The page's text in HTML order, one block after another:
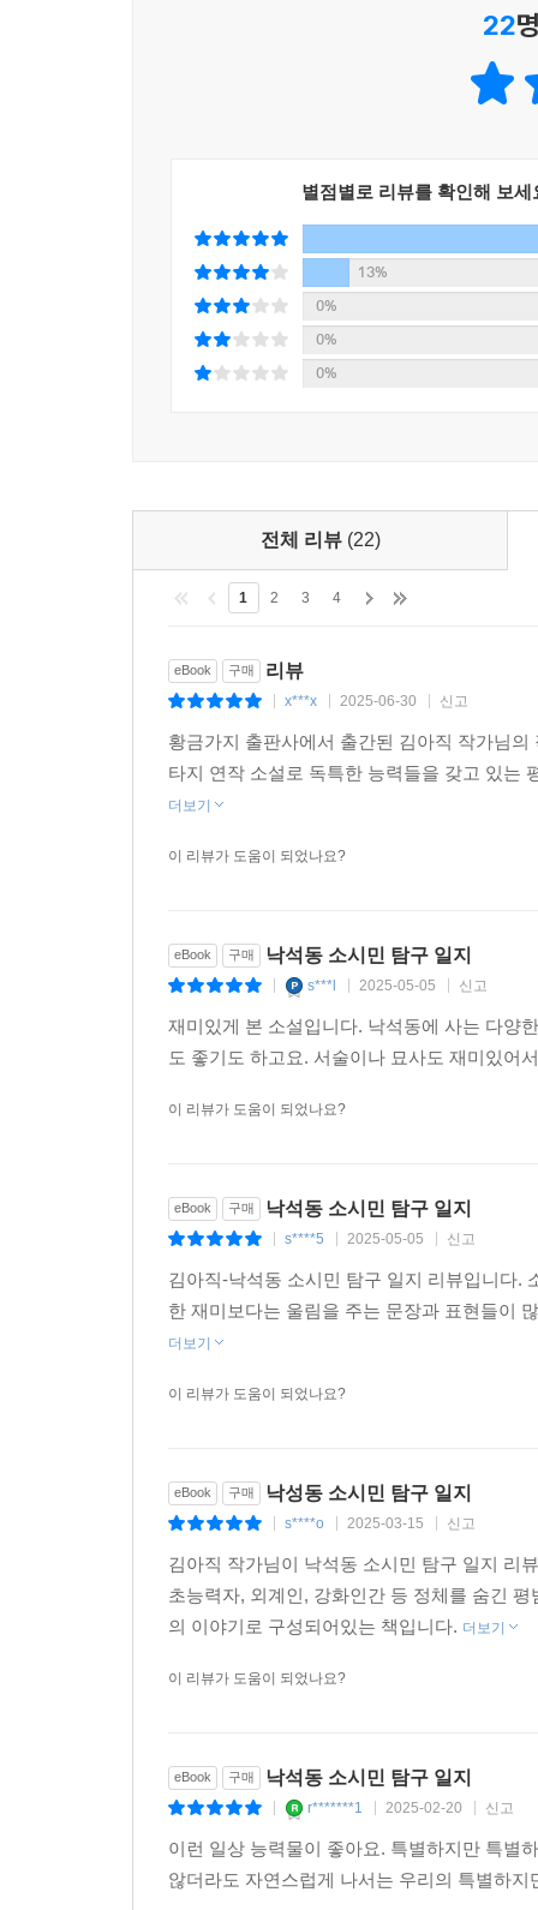
되자 세상일에 초연해지기 위한 일환으로 낯선
전파력이 강한 변이바이러스가 국내에 유입되
카메라의 경고음과 그로 인한 소요를 즐기는 어느
7화. 외계인 파타흐 씨의 1차 접종
“알파 센타우리의 형제들이여. 우리 자신이 바로
아랫집에서 아주 작은 소리에도 소음이 심하다
유발하니 책임지고 해결에 나선다.
“모촤렐라는 지구의 기적입니다.”
지구에 창궐한 역병으로 본행성에서 버림받아
하촵크는 취업난에 시달리는 그녀를 돕기로 한다.
10화. 비루먹은 날로부터
학원에 가던 현수는 얼결에 코로나로 폐업을 하
11화. 박선화 님께서 다시 껌을 씹으십니다
“살다 보면 뭔가를 고쳐야 할 때도 있는 법이잖아
열화상 카메라 전문 회사에서 설치·수리 기사로
사후관리를 시작한다.
12화. 두 마을 이야기
쫓기다가 차원을 건너가게 된다.
<구구단편서가 소개>
다채로운 소재로 무궁무진한 장르적 실험이 가능
시리즈 첫 출간작인 『에덴브릿지 호텔 신입 직
<전체 출간작>
1. 에덴브릿지 호텔 신입 직원들을 위한 행동 지침
2. 출근은 했는데, 퇴근을 안 했대
3. 아까 되게 이상한 꿈을 꿨어요
5. 내 최애 아이돌의 수상한 고백
8. 괴담과 사람들: 101가지 이야기
9. 500원짜리 문방구 공포집: 그 집에는 아무도 없
11. 낙석동 소시민 탐구 일지
12. 연중무휴 던전: 던전의 12가지 모습
22
별점별로 리뷰를 확인해 보세
13%
0%
0%
0%
전체 리뷰 (22)
1 2 3 4
eBook 구매 리뷰
x***x 2025-06-30 신고
황금가지 출판사에서 출간된 김아직 작가님
타지 연작 소설로 독특한 능력들을 갖고 있는
더보기
이 리뷰가 도움이 되었나요?
eBook 구매 낙석동 소시민 탐구 일지
s***l 2025-05-05 신고
재미있게 본 소설입니다. 낙석동에 사는 다양
도 좋기도 하고요. 서술이나 묘사도 재미있어
이 리뷰가 도움이 되었나요?
eBook 구매 낙석동 소시민 탐구 일지
s****5 2025-05-05 신고
김아직-낙석동 소시민 탐구 일지 리뷰입니다.
한 재미보다는 울림을 주는 문장과 표현들이
더보기
이 리뷰가 도움이 되었나요?
eBook 구매 낙성동 소시민 탐구 일지
s****o 2025-03-15 신고
김아직 작가님이 낙석동 소시민 탐구 일지 리
초능력자, 외계인, 강화인간 등 정체를 숨긴
의 이야기로 구성되어있는 책입니다. 더보기
이 리뷰가 도움이 되었나요?
eBook 구매 낙석동 소시민 탐구 일지
r*******1 2025-02-20 신고
이런 일상 능력물이 좋아요. 특별하지만 특별
않더라도 자연스럽게 나서는 우리의 특별하